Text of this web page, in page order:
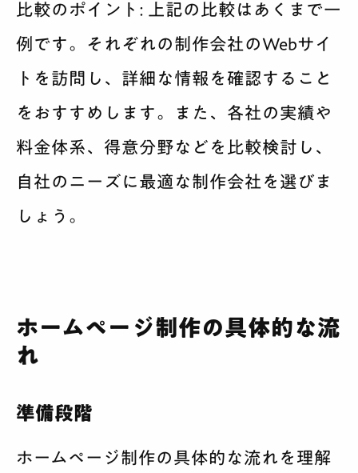
比較のポイント: 上記の比較はあくまで一
例です。それぞれの制作会社のWebサイ
トを訪問し、詳細な情報を確認すること
をおすすめします。また、各社の実績や
料金体系、得意分野などを比較検討し、
自社のニーズに最適な制作会社を選びま
しょう。
ホームページ制作の具体的な流
れ
準備段階
ホームページ制作の具体的な流れを理解